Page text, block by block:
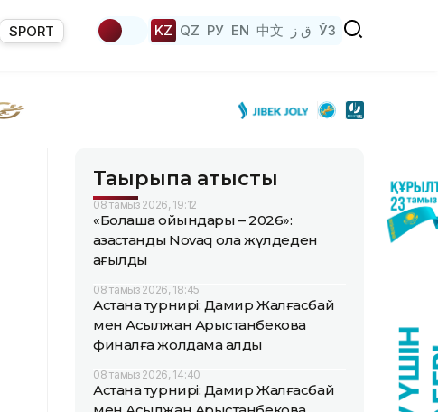
SPORT KZ QZ РУ EN 中文 ق ز ЎЗ
Тақырыпқа қатысты
08 тамыз 2026, 19:12
«Болашақ ойындары – 2026»:
қазақстандық Novaq қола жүлдеден
қағылды
08 тамыз 2026, 18:45
Астана турнирі: Дамир Жалғасбай
мен Асылжан Арыстанбекова
финалға жолдама алды
08 тамыз 2026, 14:40
Астана турнирі: Дамир Жалғасбай